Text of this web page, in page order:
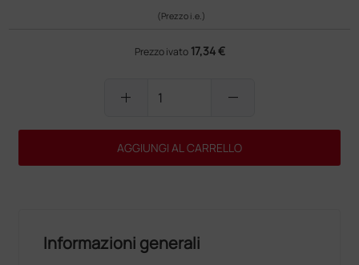
(Prezzo i.e.)
Prezzo ivato 17,34 €
add remove
AGGIUNGI AL CARRELLO
Informazioni generali